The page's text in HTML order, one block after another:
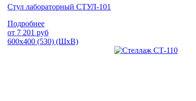
Стул лабораторный СТУЛ-101
Подробнее
от 7 201 руб
600х400 (530) (ШхВ)